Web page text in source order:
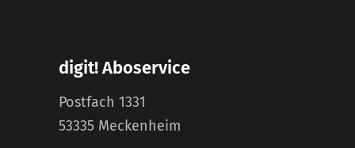
digit! Aboservice
Postfach 1331
53335 Meckenheim